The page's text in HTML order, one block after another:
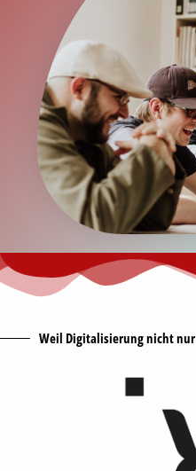
Weil Digitalisierung nicht